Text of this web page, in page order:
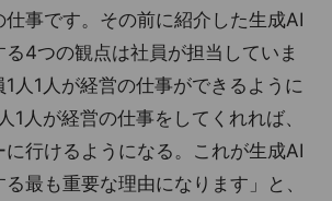
事です。その前に紹介した生成AI
る4つの観点は社員が担当していま
1人1人が経営の仕事ができるように
1人が経営の仕事をしてくれれば、
行けるようになる。これが生成AI
最も重要な理由になります」と、